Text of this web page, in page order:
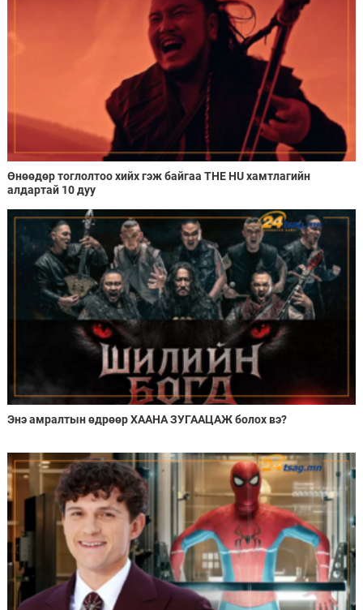
Өнөөдөр тоглолтоо хийх гэж байгаа THE HU хамтлагийн
алдартай 10 дуу
Энэ амралтын өдрөөр ХААНА ЗУГААЦАЖ болох вэ?